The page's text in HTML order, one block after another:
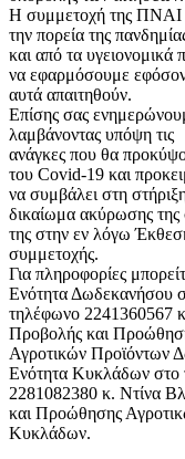
Η συμμετοχή της ΠΝΑΙ
την πορεία της
και από τα
να εφαρμόσουμε
αυτά απαιτηθούν.
Επίσης σας
λαμβάνοντας υπόψη τις
ανάγκες που θα
του Covid-19 και
να συμβάλει στη
δικαίωμα ακύρωσης της
της στην εν λόγω
συμμετοχής.
Για πληροφορίες
Ενότητα Δωδεκανήσου
τηλέφωνο 2241360567
Προβολής και
Αγροτικών Προϊόντων
Ενότητα Κυκλάδων στο
2281082380 κ. Ντίνα
και Προώθησης
Κυκλάδων.